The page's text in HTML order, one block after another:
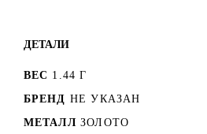
ДЕТАЛИ
ВЕС 1.44 Г
БРЕНД НЕ УКАЗАН
МЕТАЛЛ ЗОЛОТО